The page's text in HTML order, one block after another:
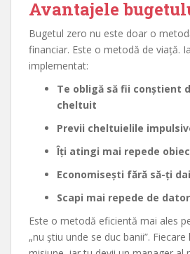
Avantajele
Bugetul zero nu este doar o
financiar. Este o metodă de viață.
implementat:
Te obligă să fii conștient
cheltuit
Previi cheltuielile
Îți atingi mai repede
Economisești fără să-ți
Scapi mai repede de
Este o metodă eficientă mai ales
„nu știu unde se duc banii”.